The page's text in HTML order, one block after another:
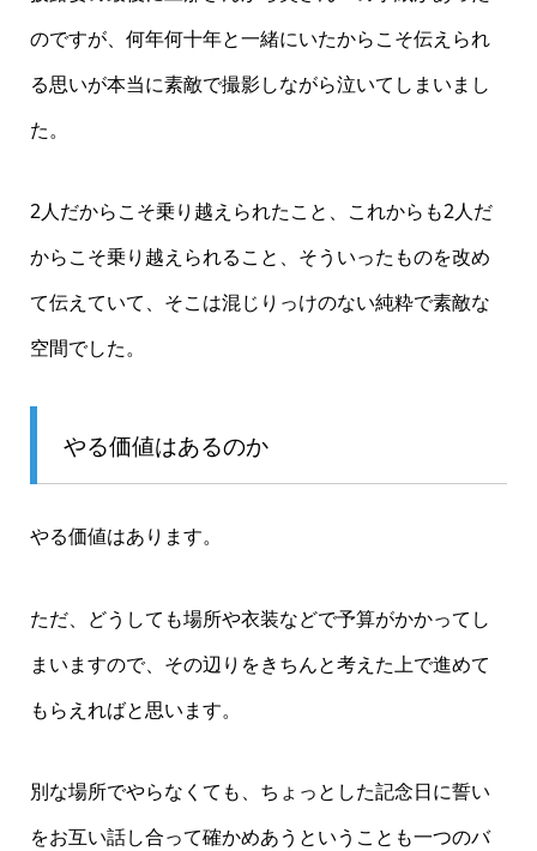
のですが、何年何十年と一緒にいたからこそ伝えられ
る思いが本当に素敵で撮影しながら泣いてしまいまし
た。
2人だからこそ乗り越えられたこと、これからも2人だ
からこそ乗り越えられること、そういったものを改め
て伝えていて、そこは混じりっけのない純粋で素敵な
空間でした。
やる価値はあるのか
やる価値はあります。
ただ、どうしても場所や衣装などで予算がかかってし
まいますので、その辺りをきちんと考えた上で進めて
もらえればと思います。
別な場所でやらなくても、ちょっとした記念日に誓い
をお互い話し合って確かめあうということも一つのバ